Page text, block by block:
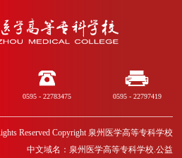
0595 - 22783475 0595 - 22797419
Reserved Copyright 泉州医学高等专科学校
中文域名：泉州医学高等专科学校.公益